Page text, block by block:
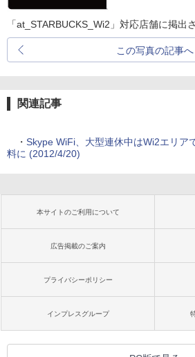
「at_STARBUCKS_Wi2」対応店舗に掲出
この写真の記事へ
関連記事
・ Skype WiFi、大型連休中はWi2エリア
料に (2012/4/20)
本サイトのご利用について
広告掲載のご案内
プライバシーポリシー
インプレスグループ